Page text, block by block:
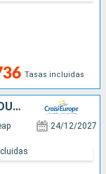
Tasas incluidas
DES TEMPLES D¿ANGKOR AU DELTA DU MÉKONG, VIVEZ DES FÊTES DE FIN D¿ANNÉE UNIQUES ET DÉPAYSANTES, & HANOÏ ET LA BAIE D'ALONG
24/12/2027